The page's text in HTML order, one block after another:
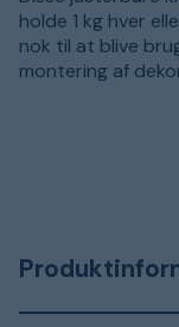
holde 1 kg hver
nok til at blive
montering af